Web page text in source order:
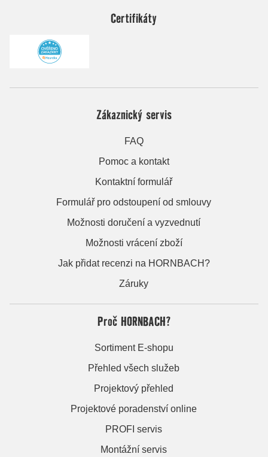
Certifikáty
Zákaznický servis
FAQ
Pomoc a kontakt
Kontaktní formulář
Formulář pro odstoupení od smlouvy
Možnosti doručení a vyzvednutí
Možnosti vrácení zboží
Jak přidat recenzi na HORNBACH?
Záruky
Proč HORNBACH?
Sortiment E-shopu
Přehled všech služeb
Projektový přehled
Projektové poradenství online
PROFI servis
Montážní servis